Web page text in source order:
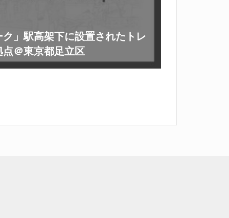
」駅高架下に設置されたトレ
＠東京都足立区